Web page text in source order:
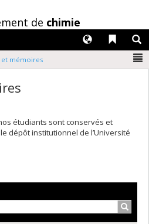
de chimie
Liens
Langues
et mémoires
étudiants sont conservés et
le dépôt institutionnel de l’Université